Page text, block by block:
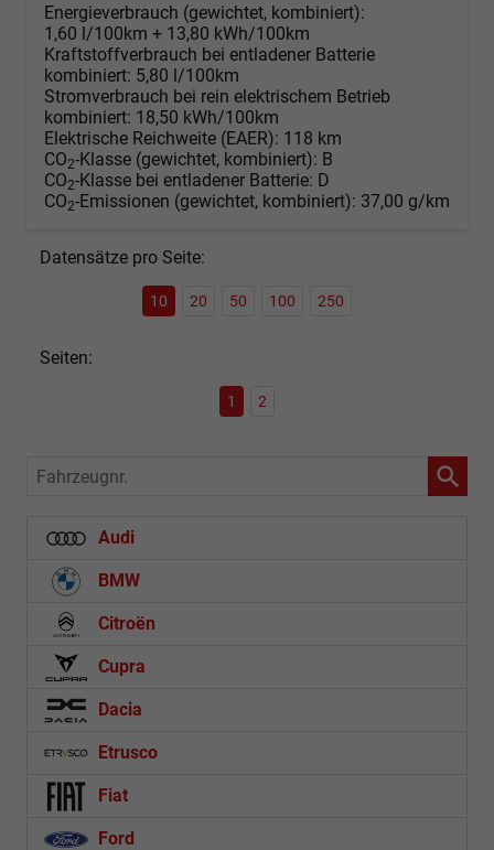
Energieverbrauch (gewichtet, kombiniert):
1,60 l/100km + 13,80 kWh/100km
Kraftstoffverbrauch bei entladener Batterie
kombiniert: 5,80 l/100km
Stromverbrauch bei rein elektrischem Betrieb
kombiniert: 18,50 kWh/100km
Elektrische Reichweite (EAER): 118 km
CO2-Klasse (gewichtet, kombiniert): B
CO2-Klasse bei entladener Batterie: D
CO2-Emissionen (gewichtet, kombiniert): 37,00 g/km
Datensätze pro Seite:
10 20 50 100 250
Seiten:
1 2
Fahrzeugnr.
Audi
BMW
Citroën
Cupra
Dacia
Etrusco
Fiat
Ford